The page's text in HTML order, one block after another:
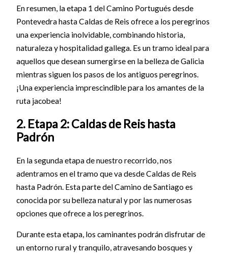
En resumen, la etapa 1 del Camino Portugués desde
Pontevedra hasta Caldas de Reis ofrece a los peregrinos
una experiencia inolvidable, combinando historia,
naturaleza y hospitalidad gallega. Es un tramo ideal para
aquellos que desean sumergirse en la belleza de Galicia
mientras siguen los pasos de los antiguos peregrinos.
¡Una experiencia imprescindible para los amantes de la
ruta jacobea!
2. Etapa 2: Caldas de Reis hasta
Padrón
En la segunda etapa de nuestro recorrido, nos
adentramos en el tramo que va desde Caldas de Reis
hasta Padrón. Esta parte del Camino de Santiago es
conocida por su belleza natural y por las numerosas
opciones que ofrece a los peregrinos.
Durante esta etapa, los caminantes podrán disfrutar de
un entorno rural y tranquilo, atravesando bosques y